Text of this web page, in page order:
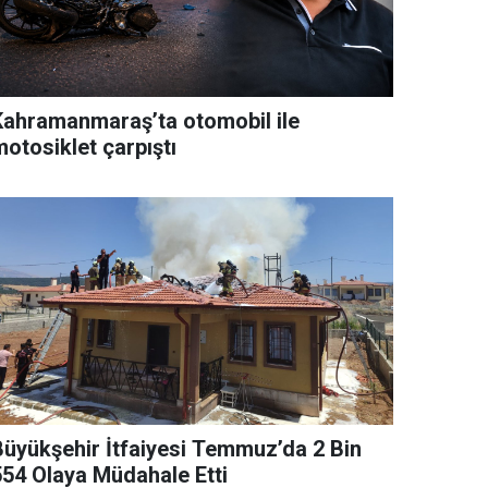
otomobil ile
çarpıştı
İtfaiyesi Temmuz’da 2 Bin
Olaya Müdahale Etti